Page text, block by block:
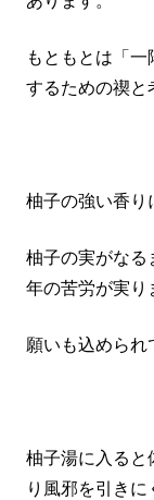
もともとは「
するための禊と
柚子の強い香り
柚子の実がなる
年の苦労が実り
願いも込められ
柚子湯に入ると
り風邪を引きに